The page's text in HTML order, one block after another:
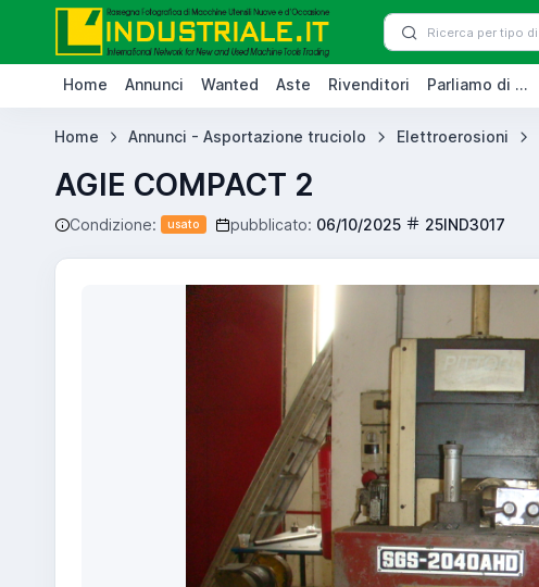
Home Annunci Wanted Aste Rivenditori Parliamo di ...
Home Annunci - Asportazione truciolo Elettroerosioni
AGIE COMPACT 2
Condizione: usato pubblicato: 06/10/2025 25IND3017